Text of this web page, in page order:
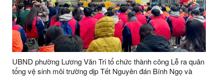
UBND phường Lương Văn Tri tổ chức thành công Lễ ra quân
tổng vệ sinh môi trường dịp Tết Nguyên đán Bính Ngọ và